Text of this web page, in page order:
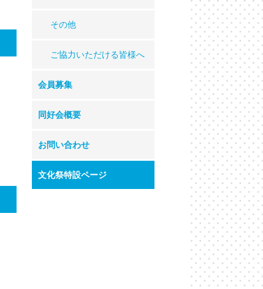
その他
ご協力いただける皆様へ
会員募集
同好会概要
お問い合わせ
文化祭特設ページ